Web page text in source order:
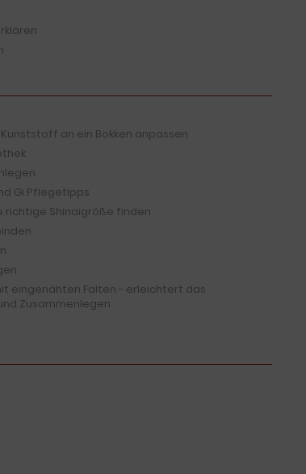
an ein Bokken anpassen
Gi Pflegetipps
richtige Shinaigröße finden
eingenähten Falten - erleichtert das
Zusammenlegen